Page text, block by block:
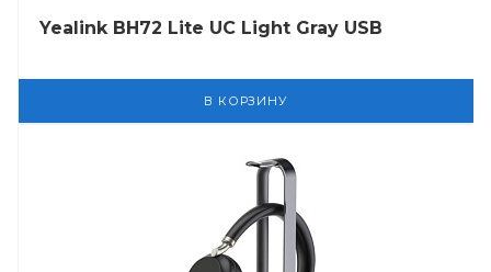
Yealink BH72 Lite UC Light Gray USB
В КОРЗИНУ